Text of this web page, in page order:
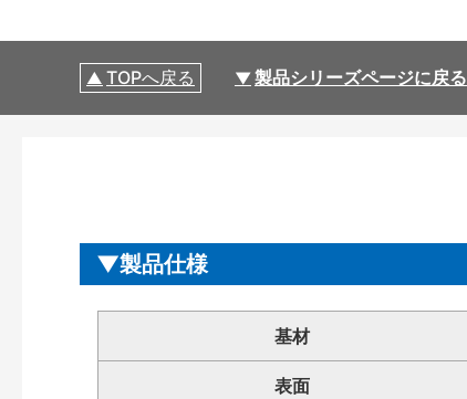
TOPへ戻る 製品シリーズページに戻る
製品仕様
基材
表面